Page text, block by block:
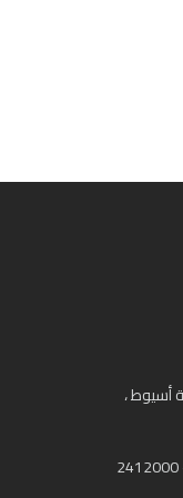
أسيوط ،